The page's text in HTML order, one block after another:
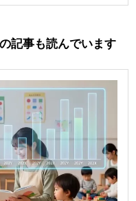
記事も読んでいます